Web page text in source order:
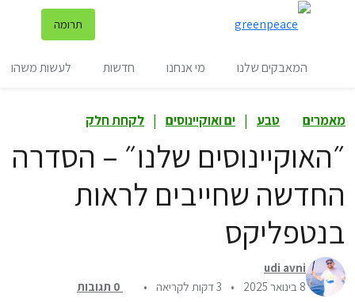
תרומה
המאבקים שלנו מי אנחנו חדשות לעשות משהו
מאמרים טבע | ים ואוקיינוסים | לקחת חלק
״האוקיינוסים שלנו״ – הסדרה
החדשה שחייבים לראות
בנטפליקס
udi avni
8 בינואר 2025
• 3 דקות לקריאה •
0 תגובות